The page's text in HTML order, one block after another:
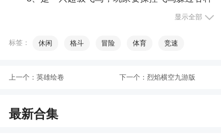
障碍物和天上的袭击者，你只有六条名，死一次浪
1.随时随地的畅玩，没有任何的限制。
3.欢快的音乐，游戏更有乐趣。
显示全部
标签： 休闲 格斗 冒险 体育 竞速
上一个： 英雄绘卷 下一个： 烈焰横空九游版
最新合集